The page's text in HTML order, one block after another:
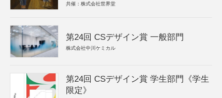
共催：株式会社世界堂
第24回 CSデザイン賞 一般部門
株式会社中川ケミカル
第24回 CSデザイン賞 学生部門《学生
限定》